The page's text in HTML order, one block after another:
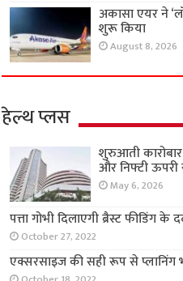
अकासा एयर ने
शुरू किया
August 8, 2026
हेल्थ प्लस
शुरुआती
और निफ्टी
May 6, 2026
पत्ता गोभी दिलाएगी ब्रैस्ट फीडिंग के
October 27, 2022
एक्सरसाइज की सही रूप से प्लानिंग